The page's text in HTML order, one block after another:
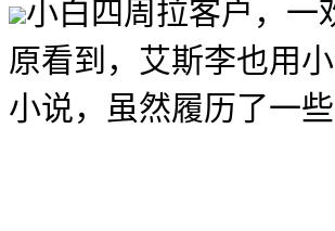
小白四周拉客户，一
原看到，艾斯李也用
小说，虽然履历了一